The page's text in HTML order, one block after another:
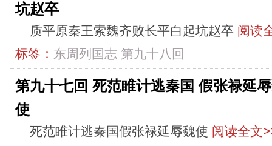
坑赵卒
质平原秦王索魏齐败长平白起坑赵卒 阅读
标签： 东周列国志 第九十八回
第九十七回 死范睢计逃秦国 假张禄延
使
死范睢计逃秦国假张禄延辱魏使 阅读全文